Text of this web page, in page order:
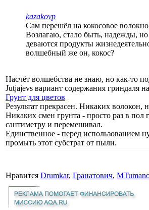
kazakovp
Сам перешёл на кокосовое
Возлагаю, стало быть, надежды,
деваются продукты
волшебный же он, кокос?
Насчёт волшебства не знаю, но как-то
Jutjajevs вариант содержания гриндаля
Грунт для цветов
Результат прекрасен. Никаких волокон,
Никаких смен грунта - просто раз в пол
сантиметру и перемешивал.
Единственное - перед использованием
промыть этот субстрат от пыли.
Нравится Drumkar, Гранатович,